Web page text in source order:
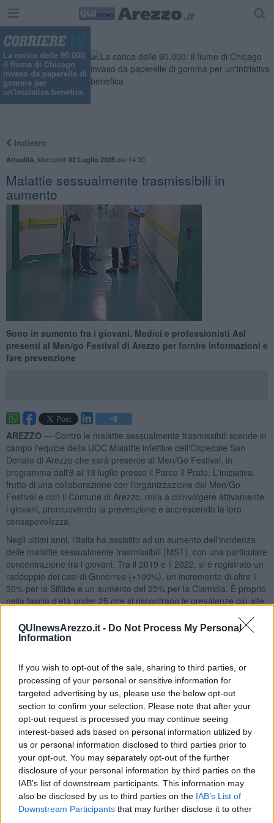
QUInewsArezzo.it - Do Not Process My Personal
Information
If you wish to opt-out of the sale, sharing to third parties, or
processing of your personal or sensitive information for
targeted advertising by us, please use the below opt-out
section to confirm your selection. Please note that after your
opt-out request is processed you may continue seeing
interest-based ads based on personal information utilized by
us or personal information disclosed to third parties prior to
your opt-out. You may separately opt-out of the further
disclosure of your personal information by third parties on the
IAB’s list of downstream participants. This information may
also be disclosed by us to third parties on the IAB’s List of
Downstream Participants that may further disclose it to other
La carica delle 90.000:
il fiume di Chicago
invaso da paperelle di
gomma per
un'iniziativa benefica
Indietro
Attualità Mercoledì 02 Luglio 2025ore 14:30
​Malattie sessualmente trasmissibili in
aumento
Sono in aumento fra i giovani. Medici e professionisti Asl
presenti al Men/go Festival di Arezzo per fornire informazioni e
fare prevenzione
AREZZO — Contro le malattie sessualmente trasmissibili scende in
campo l'equipe della UOC Malattie infettive dell'Ospedale San
Donato di Arezzo che sarà presente al Men/Go Festival, in
programma dall'8 al 13 luglio presso il Parco Il Prato. L'iniziativa,
frutto di una collaborazione con l'organizzazione del Men/Go
Festival e con il Comune di Arezzo, mira a coinvolgere attivamente
i giovani, promuovendo la prevenzione e accrescendo la loro
consapevolezza.
Negli ultimi anni, l'Italia ha assistito ad un aumento dell'incidenza
delle malattie sessualmente trasmissibili (MST), con una particolare
concentrazione tra i giovani. Tra il 2019 e il 2022, si è registrato un
raddoppio dei casi di Gonorrea (+100%), un incremento di oltre il
50% per la Sifilide e un aumento del 25% per la Clamidia. È proprio
nella fascia d'età under 25 che si riscontrano le prevalenze più alte,
ragazze.
"L’incremento di infezioni sessualmente trasmissibili, soprattutto fra
stand in modo da poter informare la popolazione giovanile e fornire
quegli strumenti utili alla loro prevenzione – puntualizza il dr.Danilo
Tacconidirettore UOC Malattie Infettive PO Arezzo -. La diffusione
delle infezioni è favorita da una diminuzione nell'uso del
preservativo e da una sempre più estesa disinformazione, elementi
che rendono i giovani particolarmente vulnerabili".
Presso lo stand saranno presenti professionisti e professioniste
della UOC Malattie Infettive di Arezzo che forniranno informazioni e
consulenza sulla prevenzione delle malattie sessualmente
trasmissibili, sui rischi associati ma soprattutto sulle strategie di
prevenzione. Inoltre sarà offerta l'opportunità di sottoporsi a
screening rapidi e gratuiti pungidito per l'Epatite C e l'HIV: questi